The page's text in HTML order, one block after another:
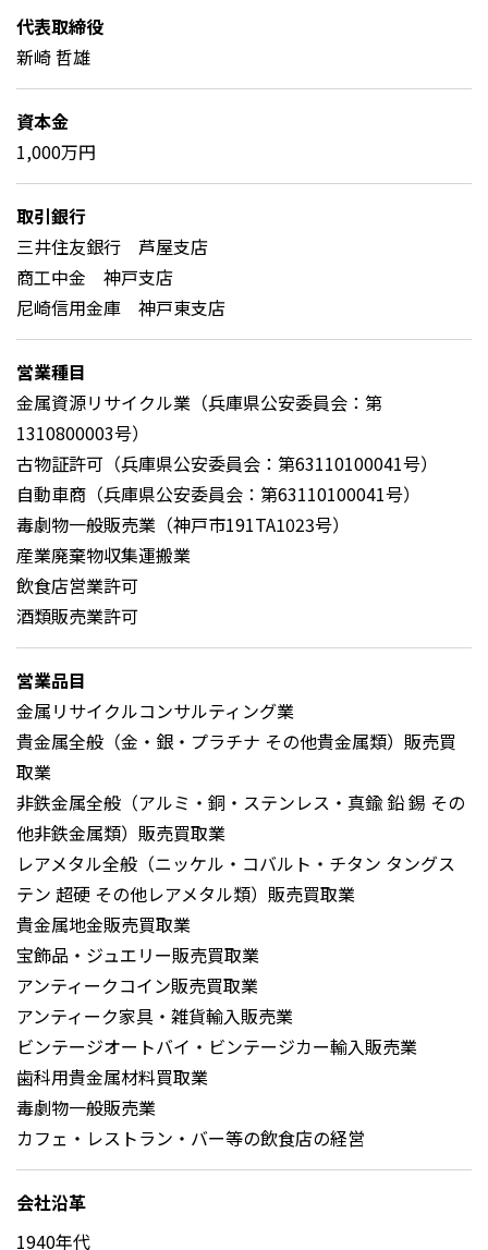
代表取締役
新崎 哲雄
資本金
1,000万円
取引銀行
三井住友銀行 芦屋支店
商工中金 神戸支店
尼崎信用金庫 神戸東支店
営業種目
金属資源リサイクル業（兵庫県公安委員会：第
1310800003号）
古物証許可（兵庫県公安委員会：第63110100041号）
自動車商（兵庫県公安委員会：第63110100041号）
毒劇物一般販売業（神戸市191TA1023号）
産業廃棄物収集運搬業
飲食店営業許可
酒類販売業許可
営業品目
金属リサイクルコンサルティング業
貴金属全般（金・銀・プラチナ その他貴金属類）販売買
取業
非鉄金属全般（アルミ・銅・ステンレス・真鍮 鉛 錫 その
他非鉄金属類）販売買取業
レアメタル全般（ニッケル・コバルト・チタン タングス
テン 超硬 その他レアメタル類）販売買取業
貴金属地金販売買取業
宝飾品・ジュエリー販売買取業
アンティークコイン販売買取業
アンティーク家具・雑貨輸入販売業
ビンテージオートバイ・ビンテージカー輸入販売業
歯科用貴金属材料買取業
毒劇物一般販売業
カフェ・レストラン・バー等の飲食店の経営
会社沿革
1940年代